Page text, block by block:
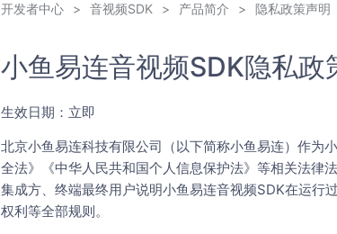
开发者中心 音视频SDK 产品简介 隐私政策声明
小鱼易连音视频SDK隐私政
生效日期：立即
北京小鱼易连科技有限公司（以下简称小鱼易连）作为
全法》《中华人民共和国个人信息保护法》等相关法律
集成方、终端最终用户说明小鱼易连音视频SDK在运行
权利等全部规则。